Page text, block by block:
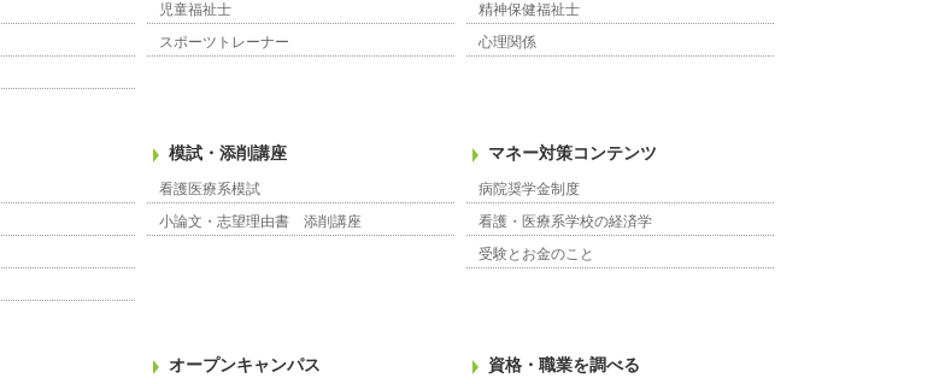
児童福祉士
精神保健福祉士
スポーツトレーナー
心理関係
模試・添削講座
看護医療系模試
小論文・志望理由書 添削講座
マネー対策コンテンツ
病院奨学金制度
看護・医療系学校の経済学
受験とお金のこと
オープンキャンパス 資格・職業を調べる